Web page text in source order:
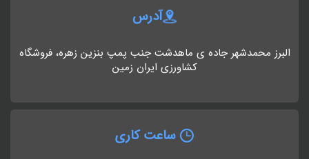
آدرس
البرز محمدشهر جاده ی ماهدشت جنب پمپ بنزین زهره، فروشگاه
کشاورزی ایران زمین
ساعت کاری